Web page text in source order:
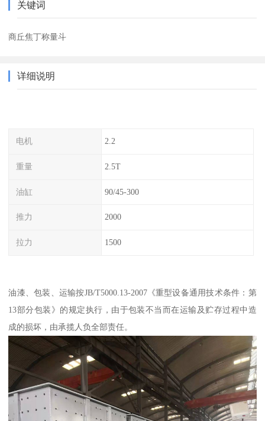
关键词
商丘焦丁称量斗
详细说明
电机 2.2
重量 2.5T
油缸 90/45-300
推力 2000
拉力 1500
油漆、包装、运输按JB/T5000.13-2007《重型设备通用技术条件：第
13部分包装》的规定执行，由于包装不当而在运输及贮存过程中造
成的损坏，由承揽人负全部责任。